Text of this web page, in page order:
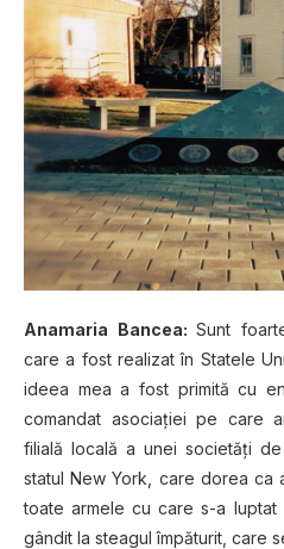
Anamaria Bancea:Sunt
care a fost realizat în Statele
ideea mea a fost primită cu
comandat asociației pe care
filială locală a unei societăți
statul New York, care dorea ca
toate armele cu care s-a luptat
gândit la steagul împăturit, care